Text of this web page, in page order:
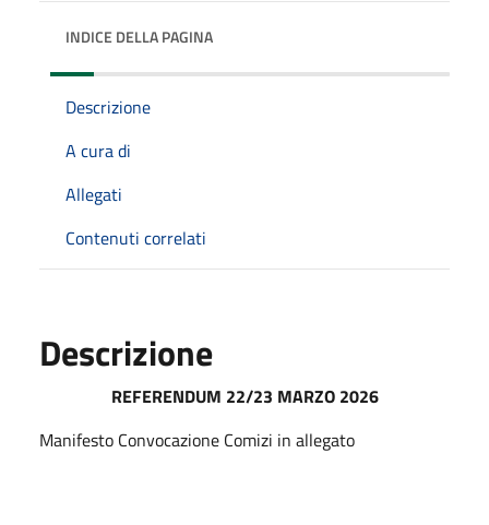
INDICE DELLA PAGINA
Descrizione
A cura di
Allegati
Contenuti correlati
Descrizione
REFERENDUM 22/23 MARZO 2026
Manifesto Convocazione Comizi in allegato